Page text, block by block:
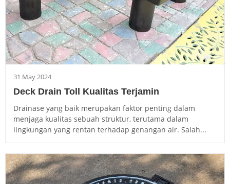
31 May 2024
Deck Drain Toll Kualitas Terjamin
Drainase yang baik merupakan faktor penting dalam
menjaga kualitas sebuah struktur, terutama dalam
lingkungan yang rentan terhadap genangan air. Salah...